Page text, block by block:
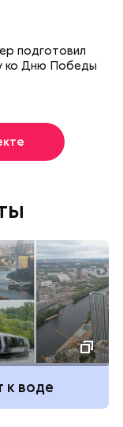
подготовил
ко Дню Победы
к воде